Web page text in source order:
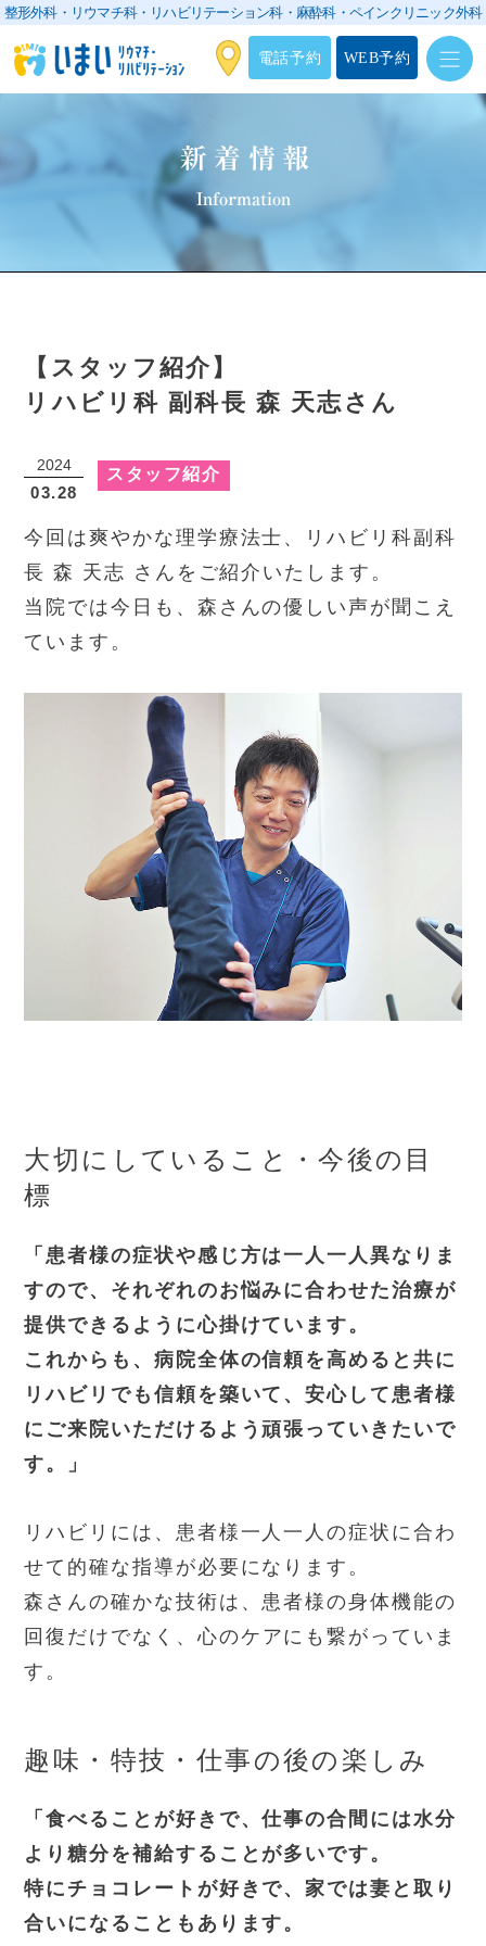
整形外科・リウマチ科・リハビリテーション科・ 麻酔科・ペインクリニック外科
電話予約 WEB予約
新着情報
Information
【スタッフ紹介】
リハビリ科 副科長 森 天志さん
2024
03.28
スタッフ紹介
今回は爽やかな理学療法士、リハビリ科副科
長 森 天志 さんをご紹介いたします。
当院では今日も、森さんの優しい声が聞こえ
ています。
大切にしていること・今後の目
標
「患者様の症状や感じ方は一人一人異なりま
すので、それぞれのお悩みに合わせた治療が
提供できるように心掛けています。
これからも、病院全体の信頼を高めると共に
リハビリでも信頼を築いて、安心して患者様
にご来院いただけるよう頑張っていきたいで
す。」
リハビリには、患者様一人一人の症状に合わ
せて的確な指導が必要になります。
森さんの確かな技術は、患者様の身体機能の
回復だけでなく、心のケアにも繋がっていま
す。
趣味・特技・仕事の後の楽しみ
「食べることが好きで、仕事の合間には水分
より糖分を補給することが多いです。
特にチョコレートが好きで、家では妻と取り
合いになることもあります。